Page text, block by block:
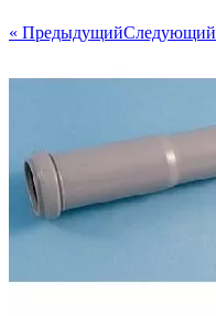
« Предыдущий